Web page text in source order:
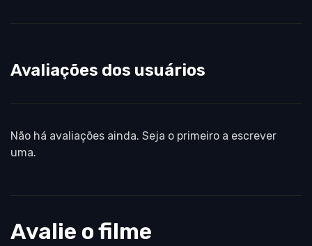
Avaliações dos usuários
Não há avaliações ainda. Seja o primeiro a escrever
uma.
Avalie o filme